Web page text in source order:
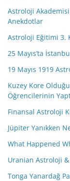
Astroloji Akademisi
Anekdotlar
Astroloji Eğitimi 3.
25 Mayıs’ta
19 Mayıs 1919
Kuzey Kore
Öğrencilerinin
Finansal Astroloji
Jüpiter Yanıkken
What Happened
Uranian Astroloji &
Tonga Yanardağ